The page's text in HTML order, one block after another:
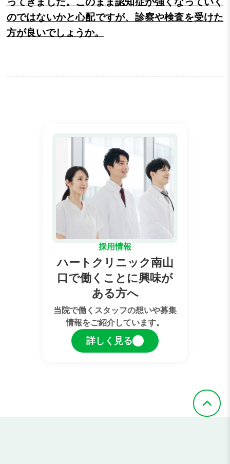
のではないかと心配ですが、診察や検査を受けた
方が良いでしょうか。
採用情報
ハートクリニック南山
口で働くことに興味が
ある方へ
当院で働くスタッフの想いや募集
情報をご紹介しています。
詳しく見る